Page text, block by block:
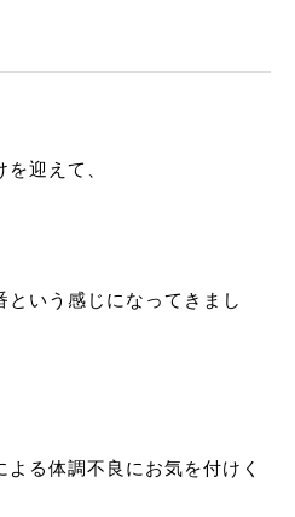
迎えて、
いう感じになってきまし
る体調不良にお気を付けく